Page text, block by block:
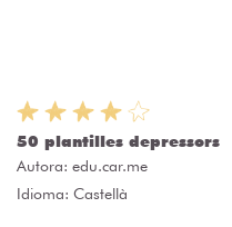
50 plantilles depressors
Autora: edu.car.me
Idioma: Castellà